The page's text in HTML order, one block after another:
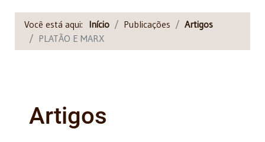
Você está aqui: Início Publicações
Artigos
PLATÃO E MARX
Artigos